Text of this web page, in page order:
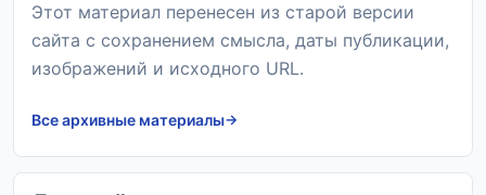
Этот материал перенесен из старой версии
сайта с сохранением смысла, даты публикации,
изображений и исходного URL.
Все архивные материалы